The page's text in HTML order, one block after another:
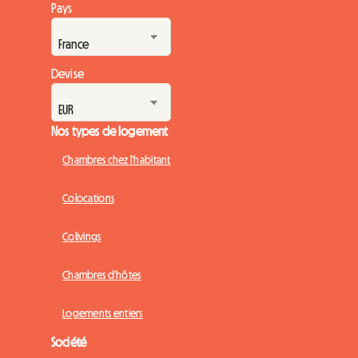
Pays
Devise
Nos types de logement
Chambres chez l'habitant
Colocations
Colivings
Chambres d'hôtes
Logements entiers
Société